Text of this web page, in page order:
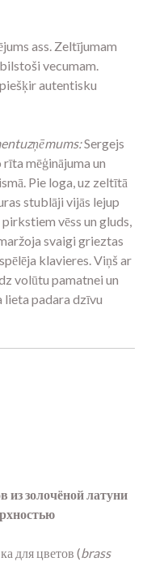
ass. Zeltījumam
vecumam.
autentisku
Sergejs
mēģinājuma un
Pie loga, uz zeltītā
stublāji vijās lejup
vēss un gluds,
svaigi grieztas
klavieres. Viņš ar
volūtu pamatnei un
lieta padara dzīvu
из золочёной латуни
для цветов (brass